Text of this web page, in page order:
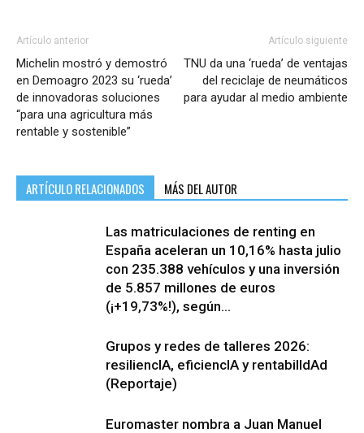
Artículo anterior
Michelin mostró y demostró
en Demoagro 2023 su ‘rueda’
de innovadoras soluciones
“para una agricultura más
rentable y sostenible”
Artículo siguiente
TNU da una ‘rueda’ de ventajas
del reciclaje de neumáticos
para ayudar al medio ambiente
ARTÍCULO RELACIONADOS MÁS DEL AUTOR
Las matriculaciones de renting en
España aceleran un 10,16% hasta julio
con 235.388 vehículos y una inversión
de 5.857 millones de euros
(¡+19,73%!), según...
Grupos y redes de talleres 2026:
resiliencIA, eficiencIA y rentabilIdAd
(Reportaje)
Euromaster nombra a Juan Manuel